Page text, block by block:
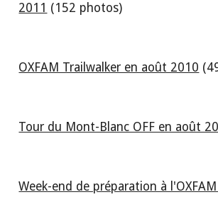
2011 (152 photos)
OXFAM Trailwalker en août 2010
Tour du Mont-Blanc OFF en août
Week-end de préparation à